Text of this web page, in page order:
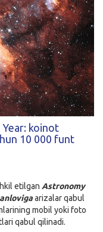
koinot
10 000 funt
etilgan Astronomy
arizalar qabul
mobil yoki foto
qabul qilinadi.